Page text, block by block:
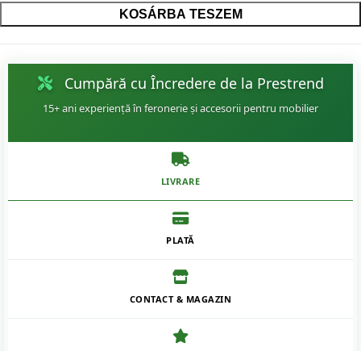
KOSÁRBA TESZEM
Cumpără cu Încredere de la Prestrend
15+ ani experiență în feronerie și accesorii pentru mobilier
LIVRARE
PLATĂ
CONTACT & MAGAZIN